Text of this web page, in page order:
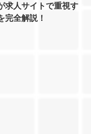
求人サイトで重視す
完全解説！